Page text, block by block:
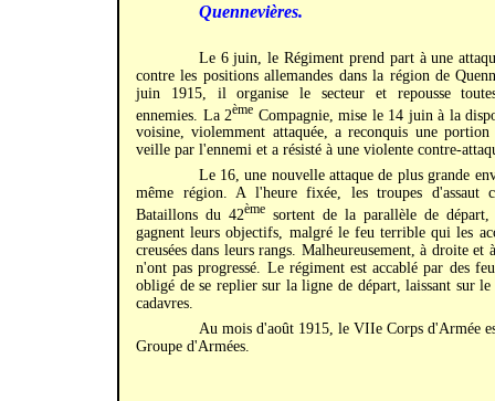
Quennevières.
Le 6 juin, le Régiment prend part à une
contre les positions allemandes dans la région de
juin 1915, il organise le secteur et repousse
ennemies. La 2ème Compagnie, mise le 14 juin à la
voisine, violemment attaquée, a reconquis une
veille par l'ennemi et a résisté à une violente contre-
Le 16, une nouvelle attaque de plus grande
même région. A l'heure fixée, les troupes d'assaut
Bataillons du 42ème sortent de la parallèle de
gagnent leurs objectifs, malgré le feu terrible qui les
creusées dans leurs rangs. Malheureusement, à droite et
n'ont pas progressé. Le régiment est accablé par des
obligé de se replier sur la ligne de départ, laissant sur
cadavres.
Au mois d'août 1915, le VIIe Corps d'Armée
Groupe d'Armées.